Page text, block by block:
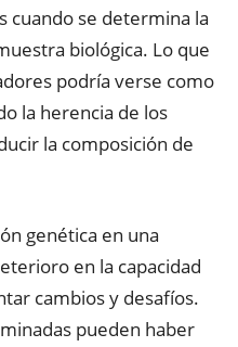
cuando se determina la
biológica. Lo que
podría verse como
la herencia de los
la composición de
genética en una
en la capacidad
cambios y desafíos.
pueden haber